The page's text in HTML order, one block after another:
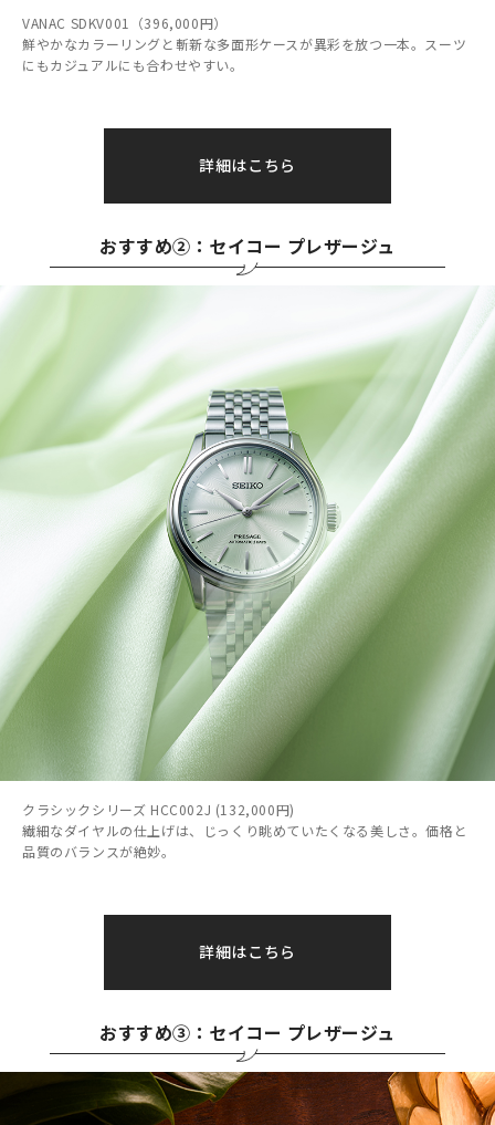
VANAC SDKV001（396,000円）
鮮やかなカラーリングと斬新な多面形ケースが異彩を放つ一本。スーツ
にもカジュアルにも合わせやすい。
詳細はこちら
おすすめ②：セイコー プレザージュ
クラシックシリーズ HCC002J (132,000円)
繊細なダイヤルの仕上げは、じっくり眺めていたくなる美しさ。価格と
品質のバランスが絶妙。
詳細はこちら
おすすめ③：セイコー プレザージュ